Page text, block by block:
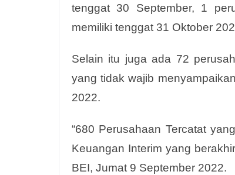
tenggat 30 September, 1
memiliki tenggat 31 Oktober
Selain itu juga ada 72
yang tidak wajib
2022.
“680 Perusahaan Tercatat
Keuangan Interim yang
BEI, Jumat 9 September 2022.